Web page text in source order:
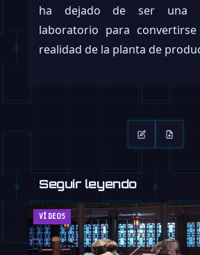
ha dejado de ser una
laboratorio para
realidad de la planta de
Seguir leyendo
VÍDEOS